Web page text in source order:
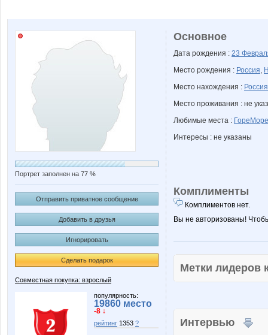
Портрет заполнен на 77 %
Отправить приватное сообщение
Добавить в друзья
Игнорировать
Сделать подарок
Совместная покупка: взрослый
популярность:
19860 место
-8 ↓
рейтинг 1353 ?
Основное
Дата рождения : 23
Место рождения : Россия,
Место нахождения : Россия
Место проживания : не
Любимые места : ГореМоре
Интересы : не указаны
Комплименты
Комплиментов нет.
Вы не авторизованы!
Метки
Интервью